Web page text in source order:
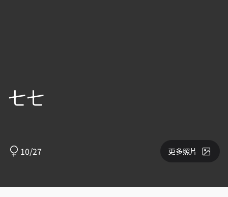
七七
10/27 更多照片